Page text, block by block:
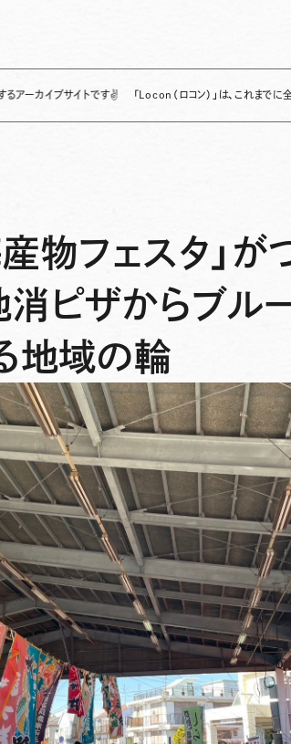
イトです✌ 「Locon（ロコン）」は、これまでに全国各地で
物フェスタ」が
ピザからブル
地域の輪